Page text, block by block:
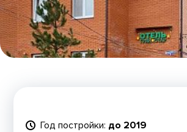
Год постройки: до 2019